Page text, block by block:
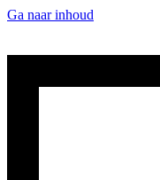
Ga naar inhoud